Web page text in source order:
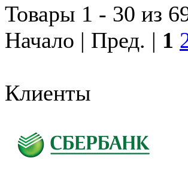
Товары 1 - 30 из
Начало | Пред. | 1
Клиенты